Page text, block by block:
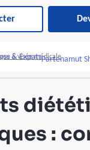
& ExpatsPartenamut
à visée médicale
: